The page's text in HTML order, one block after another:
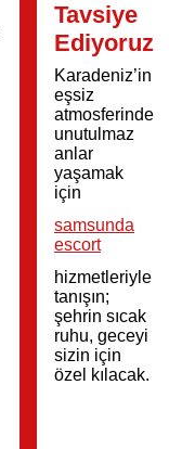
Tavsiye
Ediyoruz
Karadeniz’in
eşsiz
atmosferinde
unutulmaz
anlar
yaşamak
için
samsunda
escort
hizmetleriyle
tanışın;
şehrin sıcak
ruhu, geceyi
sizin için
özel kılacak.